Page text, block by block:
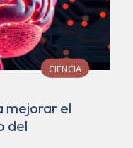
CIENCIA
mejorar el
del